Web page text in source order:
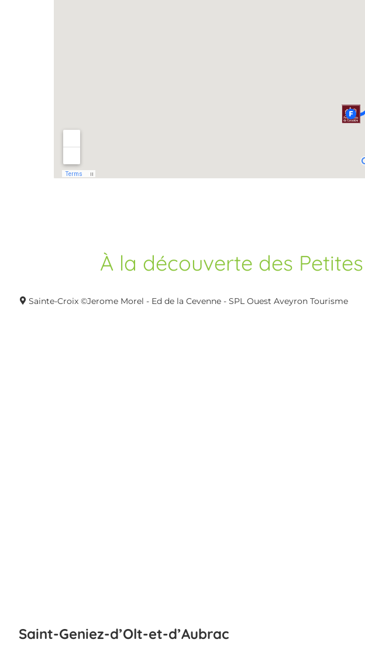
À la découverte des
Sainte-Croix ©Jerome Morel - Ed de la Cevenne - SPL Ouest Aveyron Tourisme
Saint-Geniez-d’Olt-et-d’Aubrac